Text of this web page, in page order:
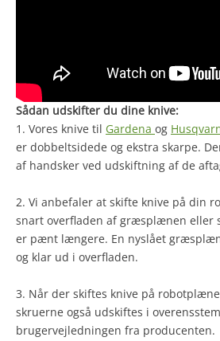
Sådan udskifter du dine knive:
1. Vores knive til Gardena og
er dobbeltsidede og ekstra skarpe.
af handsker ved udskiftning af de
2. Vi anbefaler at skifte knive på din
snart overfladen af græsplænen eller
er pænt længere. En nyslået
og klar ud i overfladen.
3. Når der skiftes knive på
skruerne også udskiftes i
brugervejledningen fra producenten.